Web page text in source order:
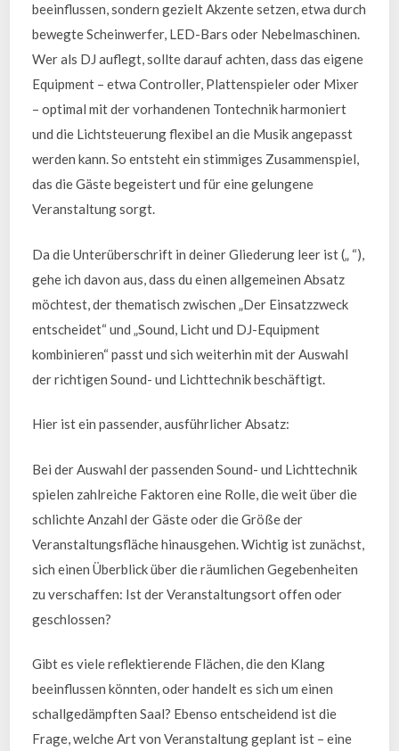
beeinflussen, sondern gezielt Akzente setzen, etwa durch
bewegte Scheinwerfer, LED-Bars oder Nebelmaschinen.
Wer als DJ auflegt, sollte darauf achten, dass das eigene
Equipment – etwa Controller, Plattenspieler oder Mixer
– optimal mit der vorhandenen Tontechnik harmoniert
und die Lichtsteuerung flexibel an die Musik angepasst
werden kann. So entsteht ein stimmiges Zusammenspiel,
das die Gäste begeistert und für eine gelungene
Veranstaltung sorgt.
Da die Unterüberschrift in deiner Gliederung leer ist („ “),
gehe ich davon aus, dass du einen allgemeinen Absatz
möchtest, der thematisch zwischen „Der Einsatzzweck
entscheidet“ und „Sound, Licht und DJ-Equipment
kombinieren“ passt und sich weiterhin mit der Auswahl
der richtigen Sound- und Lichttechnik beschäftigt.
Hier ist ein passender, ausführlicher Absatz:
Bei der Auswahl der passenden Sound- und Lichttechnik
spielen zahlreiche Faktoren eine Rolle, die weit über die
schlichte Anzahl der Gäste oder die Größe der
Veranstaltungsfläche hinausgehen. Wichtig ist zunächst,
sich einen Überblick über die räumlichen Gegebenheiten
zu verschaffen: Ist der Veranstaltungsort offen oder
geschlossen?
Gibt es viele reflektierende Flächen, die den Klang
beeinflussen könnten, oder handelt es sich um einen
schallgedämpften Saal? Ebenso entscheidend ist die
Frage, welche Art von Veranstaltung geplant ist – eine